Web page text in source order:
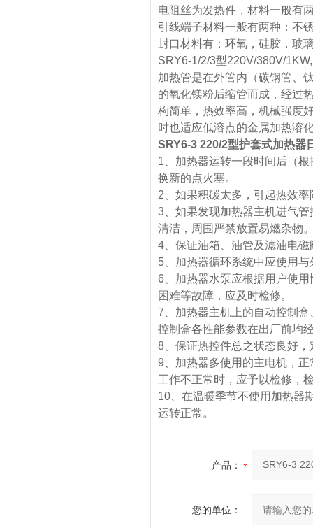
电阻丝为发热件，材料一般有
引线端子材料一般有两种：不
封口材料有：环氧，硅胶，玻
SRY6-1/2/3型220V/380V/
加热管是在外管内（碳钢管、
的氧化镁粉后缩管而成，经过
构简单，热效率高，机械强度
时也适应低溶点的金属加热溶
SRY6-3 220/2型护套式加热器
1、加热器运转一段时间后（
换新的点火塞。
2、如果积碳太多，引起热效
3、如果发现加热器主机进气
清洁，周围严禁放置易燃杂物
4、保证油箱、油管及滤油电
5、加热器循环系统中应使用
6、加热器水泵应根据用户使
困难等故障，应及时检修。
7、加热器主机上的自动控制
控制盒各性能参数在出厂前均
8、保证热控件总之状态良好
9、加热器多使用的主电机，
工作不正常时，应予以检修，
10、在温暖季节不使用加热
运转正常。
产品：
您的单位：